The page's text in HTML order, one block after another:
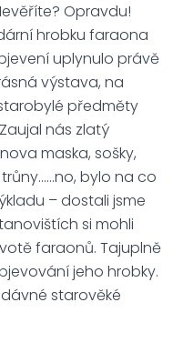
Opravdu!
hrobku faraona
uplynulo právě
výstava, na
předměty
nás zlatý
maska, sošky,
bylo na co
– dostali jsme
si mohli
faraonů. Tajuplně
jeho hrobky.
starověké